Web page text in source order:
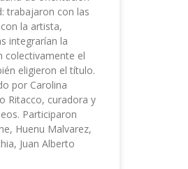
trabajaron con las
la artista,
integrarían la
colectivamente el
eligieron el título.
por Carolina
Ritacco, curadora y
Participaron
Huenu Malvarez,
Juan Alberto